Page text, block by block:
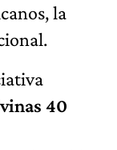
la
40